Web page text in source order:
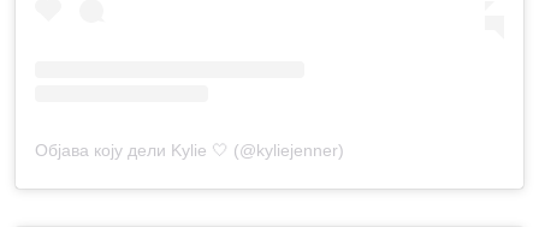
Објава коју дели Kylie 🤍 (@kyliejenner)